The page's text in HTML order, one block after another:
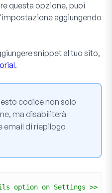
questa opzione, puoi
aggiungendo
snippet al tuo sito,
.
codice non solo
ma disabiliterà
email di riepilogo
option on Settings >>